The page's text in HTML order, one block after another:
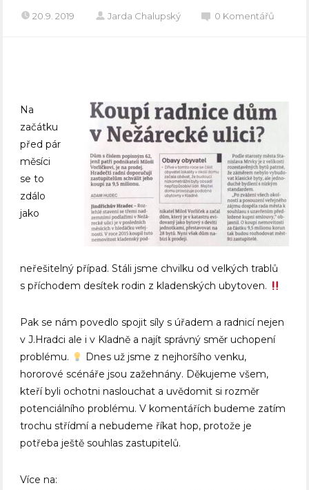
20.9. 2019 Jarda Chalupský 0 Komentářů
Na
začátku
před pár
měsíci
se to
zdálo
jako
neřešitelný případ. Stáli jsme chvilku od velkých trablů
s příchodem desítek rodin z kladenských ubytoven.
Pak se nám povedlo spojit síly s úřadem a radnicí nejen
v J.Hradci ale i v Kladně a najít správný směr uchopení
problému.
Dnes už jsme z nejhoršího venku,
hororové scénáře jsou zažehnány. Děkujeme všem,
kteří byli ochotni naslouchat a uvědomit si rozměr
potenciálního problému. V komentářích budeme zatím
trochu střídmí a nebudeme říkat hop, protože je
potřeba ještě souhlas zastupitelů.
Více na: